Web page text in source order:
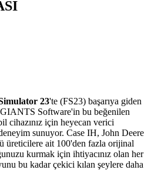
23'te (FS23) başarıya giden
Software'in bu beğenilen
cihazınız için heyecan verici
sunuyor. Case IH, John Deere
üreticilere ait 100'den fazla orijinal
kurmak için ihtiyacınız olan her
bu kadar çekici kılan şeylere daha